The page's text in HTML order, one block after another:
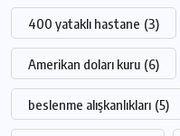
400 yataklı hastane (3)
Amerikan doları kuru (6)
beslenme alışkanlıkları (5)